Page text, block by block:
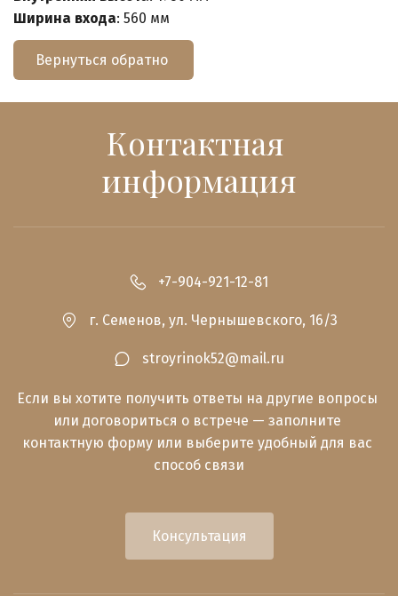
Ширина входа: 560 мм
Вернуться обратно
Контактная
информация
г. Семенов, ул. Чернышевского, 16/3
+7-904-921-12-81
stroyrinok52@mail.ru
Если вы хотите получить ответы на другие вопросы
или договориться о встрече — заполните
контактную форму или выберите удобный для вас
способ связи
Консультация